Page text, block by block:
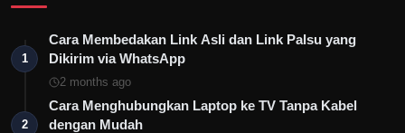
1
Cara Membedakan Link Asli dan Link Palsu yang
Dikirim via WhatsApp
2 months ago
2
Cara Menghubungkan Laptop ke TV Tanpa Kabel
dengan Mudah